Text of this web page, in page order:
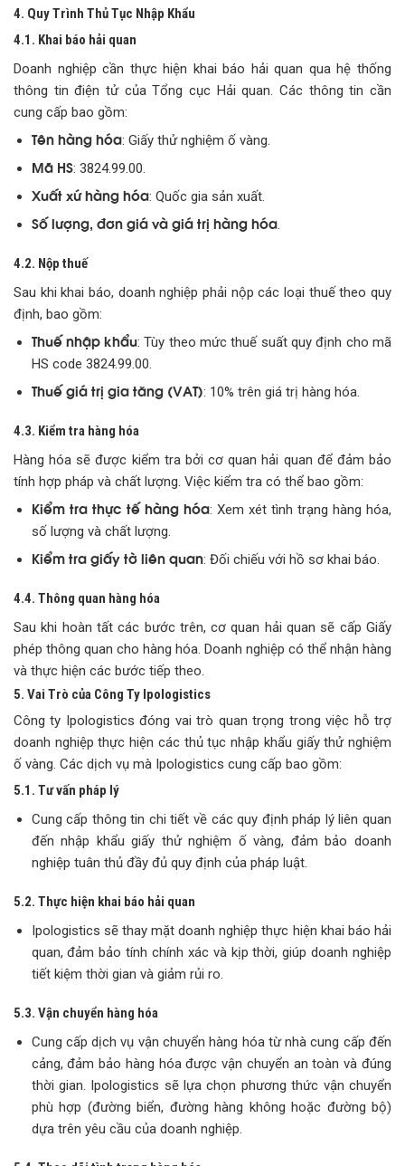
4. Quy Trình Thủ Tục Nhập Khẩu
4.1. Khai báo hải quan
Doanh nghiệp cần thực hiện khai báo hải quan qua hệ thống
thông tin điện tử của Tổng cục Hải quan. Các thông tin cần
cung cấp bao gồm:
Tên hàng hóa: Giấy thử nghiệm ố vàng.
Mã HS: 3824.99.00.
Xuất xứ hàng hóa: Quốc gia sản xuất.
Số lượng, đơn giá và giá trị hàng hóa.
4.2. Nộp thuế
Sau khi khai báo, doanh nghiệp phải nộp các loại thuế theo quy
định, bao gồm:
Thuế nhập khẩu: Tùy theo mức thuế suất quy định cho mã
HS code 3824.99.00.
Thuế giá trị gia tăng (VAT): 10% trên giá trị hàng hóa.
4.3. Kiểm tra hàng hóa
Hàng hóa sẽ được kiểm tra bởi cơ quan hải quan để đảm bảo
tính hợp pháp và chất lượng. Việc kiểm tra có thể bao gồm:
Kiểm tra thực tế hàng hóa: Xem xét tình trạng hàng hóa,
số lượng và chất lượng.
Kiểm tra giấy tờ liên quan: Đối chiếu với hồ sơ khai báo.
4.4. Thông quan hàng hóa
Sau khi hoàn tất các bước trên, cơ quan hải quan sẽ cấp Giấy
phép thông quan cho hàng hóa. Doanh nghiệp có thể nhận hàng
và thực hiện các bước tiếp theo.
5. Vai Trò của Công Ty Ipologistics
Công ty Ipologistics đóng vai trò quan trọng trong việc hỗ trợ
doanh nghiệp thực hiện các thủ tục nhập khẩu giấy thử nghiệm
ố vàng. Các dịch vụ mà Ipologistics cung cấp bao gồm:
5.1. Tư vấn pháp lý
Cung cấp thông tin chi tiết về các quy định pháp lý liên quan
đến nhập khẩu giấy thử nghiệm ố vàng, đảm bảo doanh
nghiệp tuân thủ đầy đủ quy định của pháp luật.
5.2. Thực hiện khai báo hải quan
Ipologistics sẽ thay mặt doanh nghiệp thực hiện khai báo hải
quan, đảm bảo tính chính xác và kịp thời, giúp doanh nghiệp
tiết kiệm thời gian và giảm rủi ro.
5.3. Vận chuyển hàng hóa
Cung cấp dịch vụ vận chuyển hàng hóa từ nhà cung cấp đến
cảng, đảm bảo hàng hóa được vận chuyển an toàn và đúng
thời gian. Ipologistics sẽ lựa chọn phương thức vận chuyển
phù hợp (đường biển, đường hàng không hoặc đường bộ)
dựa trên yêu cầu của doanh nghiệp.